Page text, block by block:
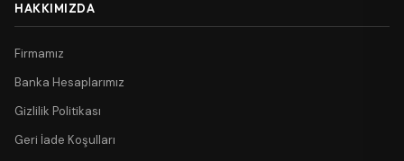
HAKKIMIZDA
Firmamız
Banka Hesaplarımız
Gizlilik Politikası
Geri İade Koşulları